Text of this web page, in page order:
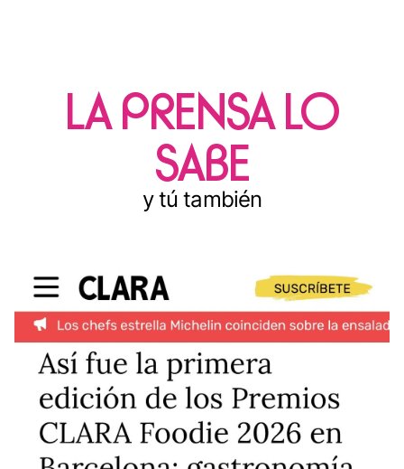
LA PRENSA LO
SABE
y tú también